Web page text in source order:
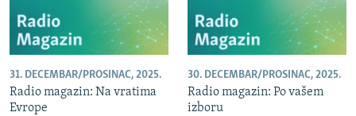
31. DECEMBAR/PROSINAC, 2025.
Radio magazin: Na vratima
Evrope
30. DECEMBAR/PROSINAC, 2025.
Radio magazin: Po vašem
izboru